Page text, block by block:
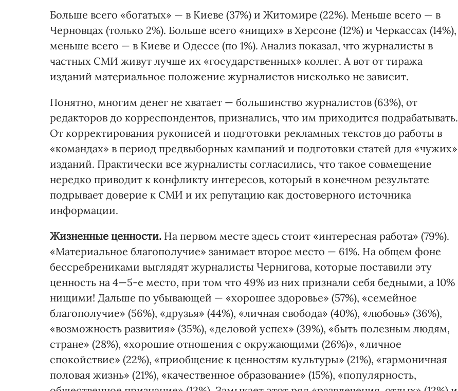
Больше всего «богатых» — в Киеве (37%) и Житомире (22%). Меньше всего — в
Черновцах (только 2%). Больше всего «нищих» в Херсоне (12%) и Черкассах (14%),
меньше всего — в Киеве и Одессе (по 1%). Анализ показал, что журналисты в
частных СМИ живут лучше их «государственных» коллег. А вот от тиража
изданий материальное положение журналистов нисколько не зависит.
Понятно, многим денег не хватает — большинство журналистов (63%), от
редакторов до корреспондентов, признались, что им приходится подрабатывать.
От корректирования рукописей и подготовки рекламных текстов до работы в
«командах» в период предвыборных кампаний и подготовки статей для «чужих»
изданий. Практически все журналисты согласились, что такое совмещение
нередко приводит к конфликту интересов, который в конечном результате
подрывает доверие к СМИ и их репутацию как достоверного источника
информации.
Жизненные ценности. На первом месте здесь стоит «интересная работа» (79%).
«Материальное благополучие» занимает второе место — 61%. На общем фоне
бессребрениками выглядят журналисты Чернигова, которые поставили эту
ценность на 4—5-е место, при том что 49% из них признали себя бедными, а 10%
нищими! Дальше по убывающей — «хорошее здоровье» (57%), «семейное
благополучие» (56%), «друзья» (44%), «личная свобода» (40%), «любовь» (36%),
«возможность развития» (35%), «деловой успех» (39%), «быть полезным людям,
стране» (28%), «хорошие отношения с окружающими (26%)», «личное
спокойствие» (22%), «приобщение к ценностям культуры» (21%), «гармоничная
половая жизнь» (21%), «качественное образование» (15%), «популярность,